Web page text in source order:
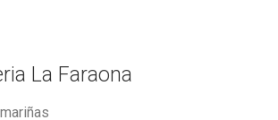
La Faraona